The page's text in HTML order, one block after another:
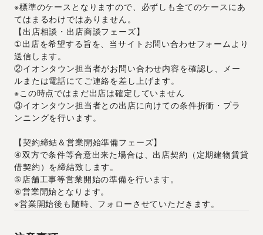
※標準のケースとなりますので、必ずしも全てのケースにあ
てはまるわけではありません。
【出店相談・出店商談フェーズ】
①出店を希望する旨を、当サイトお問い合わせフォームより
送信します。
②イオンタウン担当者がお問い合わせ内容を確認し、メー
ルまたは電話にてご連絡を差し上げます。
※この時点ではまだ出店は確定していません
③イオンタウン担当者との出店に向けての条件折衝・プラ
ンニングを行います。
【契約締結＆営業開始準備フェーズ】
④双方で条件等合意出来た場合は、出店契約（定期建物賃貸
借契約）を締結致します。
⑤店舗工事等営業開始の準備を行います。
⑥営業開始となります。
※営業開始後も随時、フォローさせていただきます。